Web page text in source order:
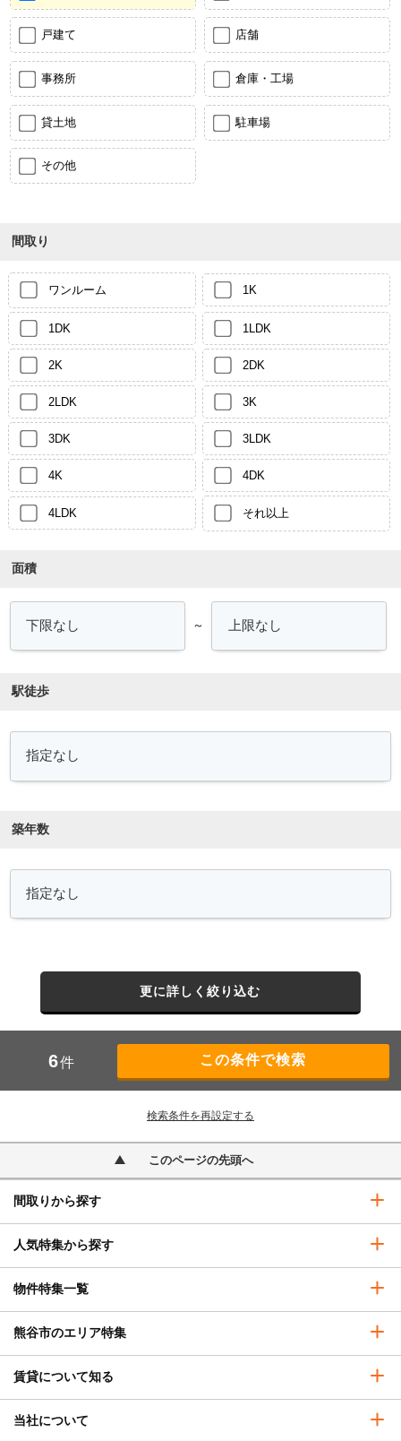
戸建て 店舗
事務所 倉庫・工場
貸土地 駐車場
その他
間取り
ワンルーム 1K
1DK 1LDK
2K 2DK
2LDK 3K
3DK 3LDK
4K 4DK
4LDK それ以上
面積
～
駅徒歩
築年数
更に詳しく絞り込む
6件
検索条件を再設定する
このページの先頭へ
間取りから探す
人気特集から探す
物件特集一覧
熊谷市のエリア特集
賃貸について知る
当社について